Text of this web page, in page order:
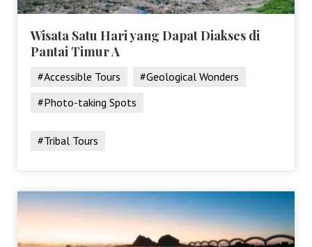
Wisata Satu Hari yang Dapat Diakses di
Pantai Timur A
#Accessible Tours
#Geological Wonders
#Photo-taking Spots
#Tribal Tours